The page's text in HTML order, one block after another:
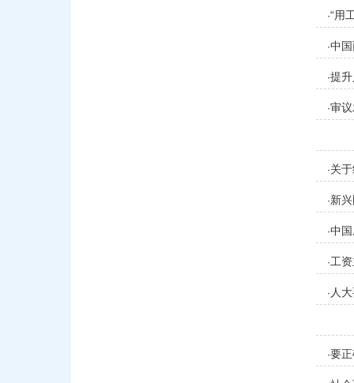
·“用
·中
·提
·审
·关
·新
·中
·工
· 人
·要